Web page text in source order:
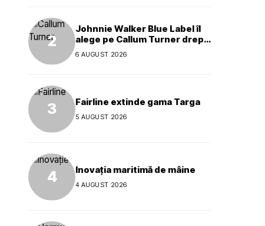
Johnnie Walker Blue Label îl
alege pe Callum Turner drept
noul ambasador global al
mărcii
6 AUGUST 2026
Fairline extinde gama Targa
5 AUGUST 2026
Inovația maritimă de mâine
4 AUGUST 2026